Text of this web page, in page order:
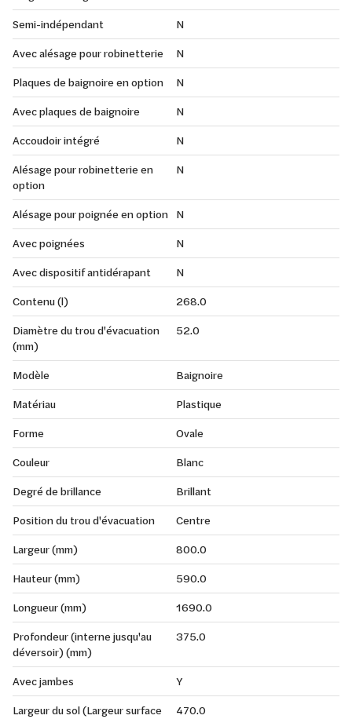
Semi-indépendant
N
Avec alésage pour robinetterie
N
Plaques de baignoire en option
N
Avec plaques de baignoire
N
Accoudoir intégré
N
Alésage pour robinetterie en
option
N
Alésage pour poignée en option N
Avec poignées
N
Avec dispositif antidérapant
N
Contenu (l)
268.0
Diamètre du trou d'évacuation
(mm)
52.0
Modèle
Baignoire
Matériau
Plastique
Forme
Ovale
Couleur
Blanc
Degré de brillance
Brillant
Position du trou d'évacuation
Centre
Largeur (mm)
800.0
Hauteur (mm)
590.0
Longueur (mm)
1690.0
Profondeur (interne jusqu'au
déversoir) (mm)
375.0
Avec jambes
Y
Largeur du sol (Largeur surface
470.0